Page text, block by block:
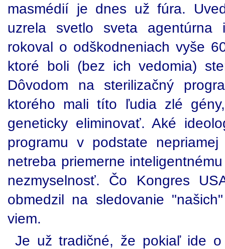
masmédií je dnes už fúra.
uzrela svetlo sveta agentúrna
rokoval o odškodneniach vyše
ktoré boli (bez ich vedomia)
Dôvodom na sterilizačný
ktorého mali títo ľudia zlé
geneticky eliminovať. Aké
programu v podstate
netreba priemerne
nezmyselnosť. Čo Kongres
obmedzil na sledovanie
viem.
Je už tradičné, že pokiaľ ide o